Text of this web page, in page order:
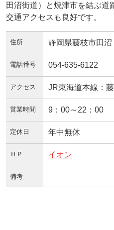
田沼街道）と焼津市を結ぶ道
交通アクセスも良好です。
住所 静岡県藤枝市田沼
電話番号 054-635-6122
アクセス JR東海道本線：
営業時間 9：00～22：00
定休日 年中無休
ＨＰ イオン
備考